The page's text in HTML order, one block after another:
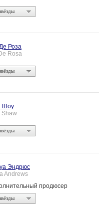
Роза
Rosa
Шоу
Shaw
Эндрюс
Andrews
продюсер